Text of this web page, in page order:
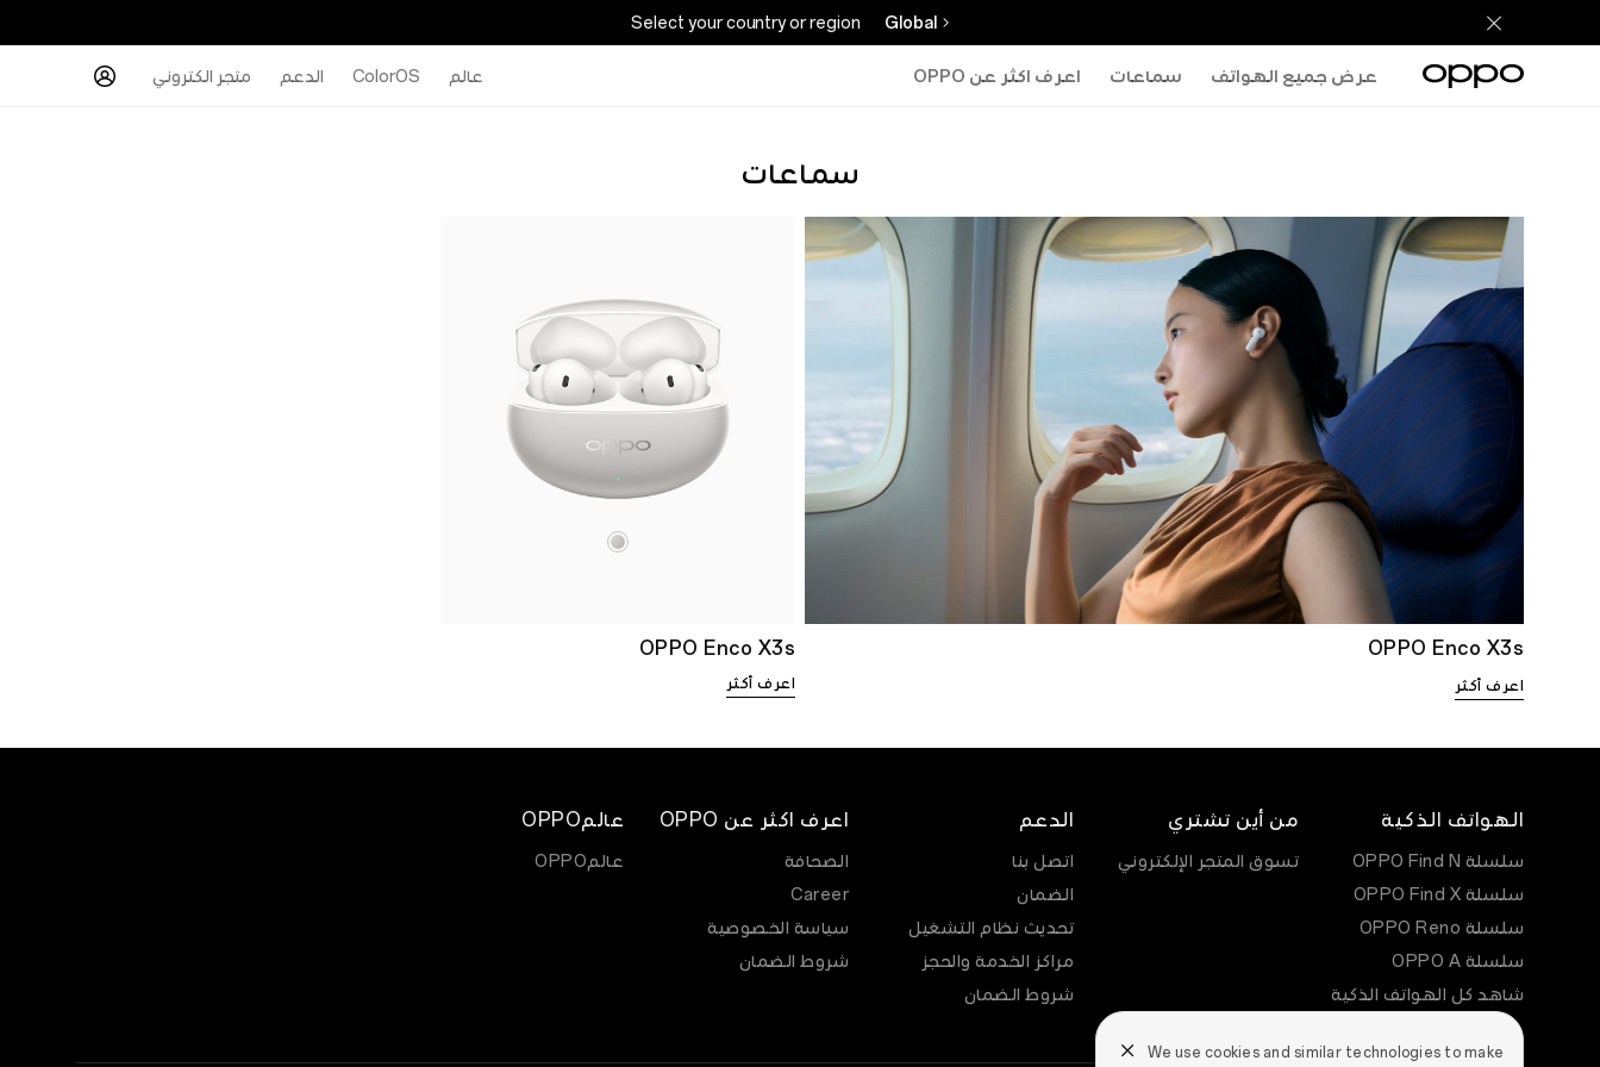
We use cookies and similar technologies to make
Select your country or region Global
عرض جميع الهواتف سماعات اعرف اكثر عن OPPO عالم ColorOS الدعم متجر الكتروني
سماعات
OPPO Enco X3s
اعرف أكثر
OPPO Enco X3s
اعرف أكثر
الهواتف الذكية
سلسلة OPPO Find N
سلسلة OPPO Find X
سلسلة OPPO Reno
سلسلة OPPO A
شاهد كل الهواتف الذكية
من أين تشتري
تسوق المتجر الإلكتروني
الدعم
اتصل بنا
الضمان
تحديث نظام التشغيل
مراكز الخدمة والحجز
شروط الضمان
اعرف اكثر عن OPPO
الصحافة
Career
سياسة الخصوصية
شروط الضمان
عالمOPPO
عالمOPPO